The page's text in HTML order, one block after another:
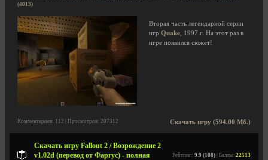
(4013)
Вторая часть легендарной серии
игр Quake , 1997 г. На этот раз в
игре появился сюжет!
Скачать игру (594.00 Мб.)
Комментариев: 112 | Просмотров: 207312
Скачать игру Fallout 2 / Возрождение 2
v1.02d (перевод от Фаргус) - полная
Рейтинг: 9.9 (108) | Баллы: 22513